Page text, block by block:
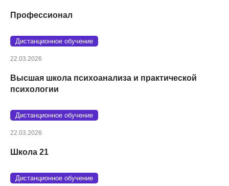
Профессионал
Дистанционное обучение
22.03.2026
Высшая школа психоанализа и практической
психологии
Дистанционное обучение
22.03.2026
Школа 21
Дистанционное обучение